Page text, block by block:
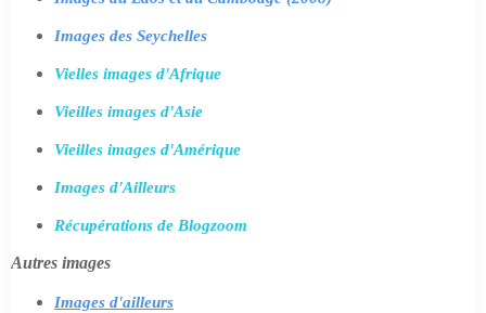
Images des Seychelles
Vielles images d'Afrique
Vieilles images d'Asie
Vieilles images d'Amérique
Images d'Ailleurs
Récupérations de Blogzoom
Autres images
Images d'ailleurs